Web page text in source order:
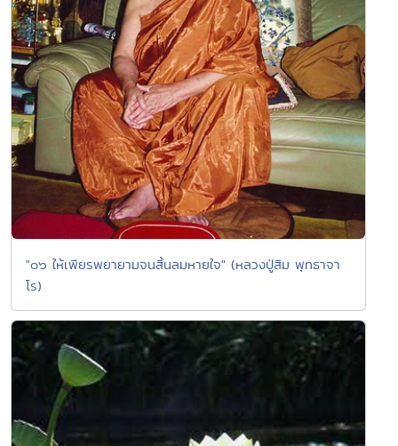
"๐๖ ให้เพียรพยายามจนสิ้นลมหายใจ" (หลวงปู่สิม พุทธาจา
โร)